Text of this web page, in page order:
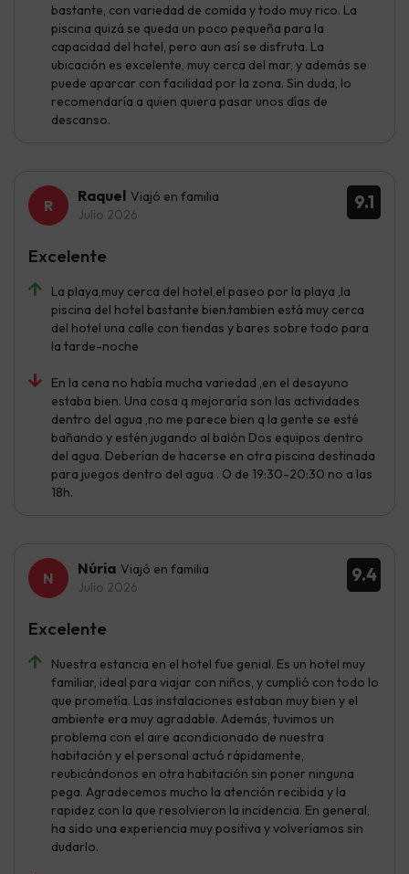
bastante, con variedad de comida y todo muy rico. La
piscina quizá se queda un poco pequeña para la
capacidad del hotel, pero aun así se disfruta. La
ubicación es excelente, muy cerca del mar, y además se
puede aparcar con facilidad por la zona. Sin duda, lo
recomendaría a quien quiera pasar unos días de
descanso.
9.1
Raquel Viajó en familia
Julio 2026
La playa,muy cerca del hotel,el paseo por la playa ,la
piscina del hotel bastante bien.tambien está muy cerca
del hotel una calle con tiendas y bares sobre todo para
la tarde-noche
En la cena no había mucha variedad ,en el desayuno
estaba bien. Una cosa q mejoraría son las actividades
dentro del agua ,no me parece bien q la gente se esté
bañando y estén jugando al balón Dos equipos dentro
del agua. Deberían de hacerse en otra piscina destinada
para juegos dentro del agua . O de 19:30-20:30 no a las
18h.
Excelente
9.4
Núria Viajó en familia
Julio 2026
Nuestra estancia en el hotel fue genial. Es un hotel muy
familiar, ideal para viajar con niños, y cumplió con todo lo
que prometía. Las instalaciones estaban muy bien y el
ambiente era muy agradable. Además, tuvimos un
problema con el aire acondicionado de nuestra
habitación y el personal actuó rápidamente,
reubicándonos en otra habitación sin poner ninguna
pega. Agradecemos mucho la atención recibida y la
rapidez con la que resolvieron la incidencia. En general,
ha sido una experiencia muy positiva y volveríamos sin
dudarlo.
Excelente